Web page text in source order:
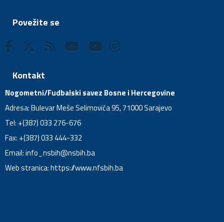
Povežite se
Kontakt
Nogometni/Fudbalski savez Bosne i Hercegovine
Adresa: Bulevar Meše Selimovića 95, 71000 Sarajevo
Tel: +(387) 033 276-676
Fax: +(387) 033 444-332
Email:info_nsbih@nsbih.ba
Web stranica: https://www.nfsbih.ba